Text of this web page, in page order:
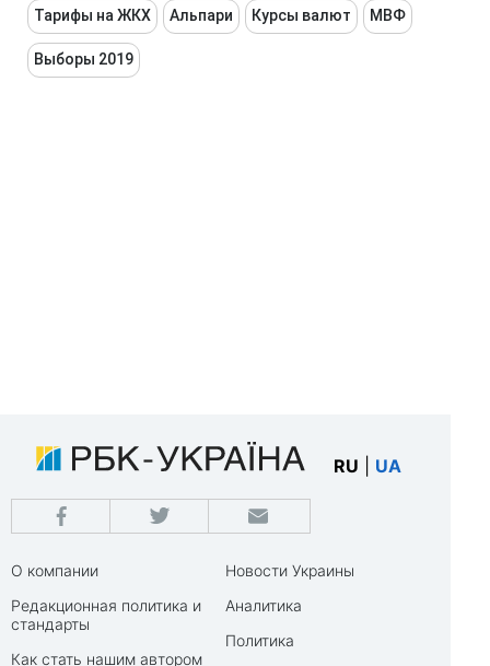
Тарифы на ЖКХ Альпари Курсы валют МВФ
Выборы 2019
RU UA
О компании
Редакционная политика и
стандарты
Как стать нашим автором
Новости Украины
Аналитика
Политика